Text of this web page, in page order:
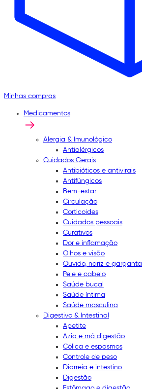
Minhas compras
Medicamentos
Alergia & Imunológico
Antialérgicos
Cuidados Gerais
Antibióticos e antivirais
Antifúngicos
Bem-estar
Circulação
Corticoides
Cuidados pessoais
Curativos
Dor e inflamação
Olhos e visão
Ouvido, nariz e garganta
Pele e cabelo
Saúde bucal
Saúde íntima
Saúde masculina
Digestivo & Intestinal
Apetite
Azia e má digestão
Cólica e espasmos
Controle de peso
Diarreia e intestino
Digestão